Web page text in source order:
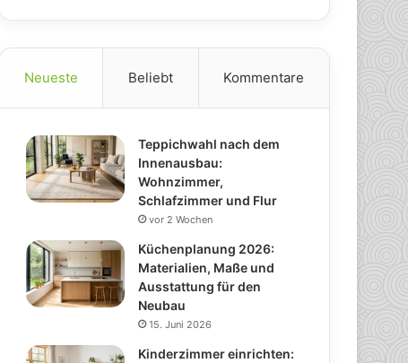
Neueste Beliebt Kommentare
Teppichwahl nach dem
Innenausbau:
Wohnzimmer,
Schlafzimmer und Flur
vor 2 Wochen
Küchenplanung 2026:
Materialien, Maße und
Ausstattung für den
Neubau
15. Juni 2026
Kinderzimmer einrichten: